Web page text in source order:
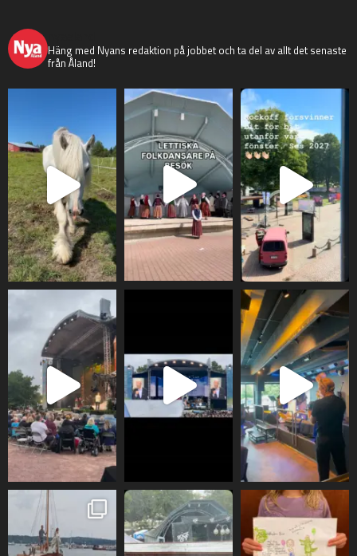
Häng med Nyans redaktion på jobbet och ta del av allt det senaste
från Åland!